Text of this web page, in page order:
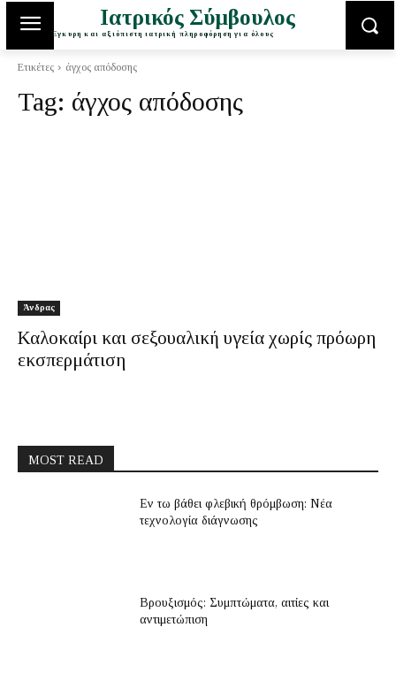
Ιατρικός Σύμβουλος
Έγκυρη και αξιόπιστη ιατρική πληροφόρηση για όλους
Ετικέτες άγχος απόδοσης
Tag: άγχος απόδοσης
Άνδρας
Καλοκαίρι και σεξουαλική υγεία χωρίς πρόωρη
εκσπερμάτιση
MOST READ
Εν τω βάθει φλεβική θρόμβωση: Νέα
τεχνολογία διάγνωσης
Βρουξισμός: Συμπτώματα, αιτίες και
αντιμετώπιση